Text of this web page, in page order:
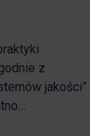
z
jakości”